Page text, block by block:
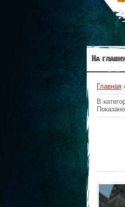
На
Главная
В